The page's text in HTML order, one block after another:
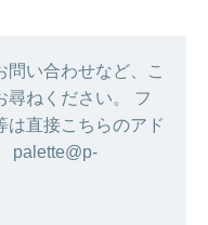
問い合わせなど、こ
尋ねください。 フ
は直接こちらのアド
palette@p-